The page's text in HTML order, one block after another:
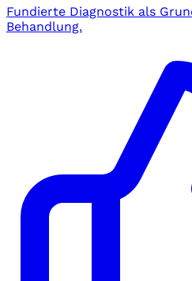
Fundierte Diagnostik als
Behandlung.